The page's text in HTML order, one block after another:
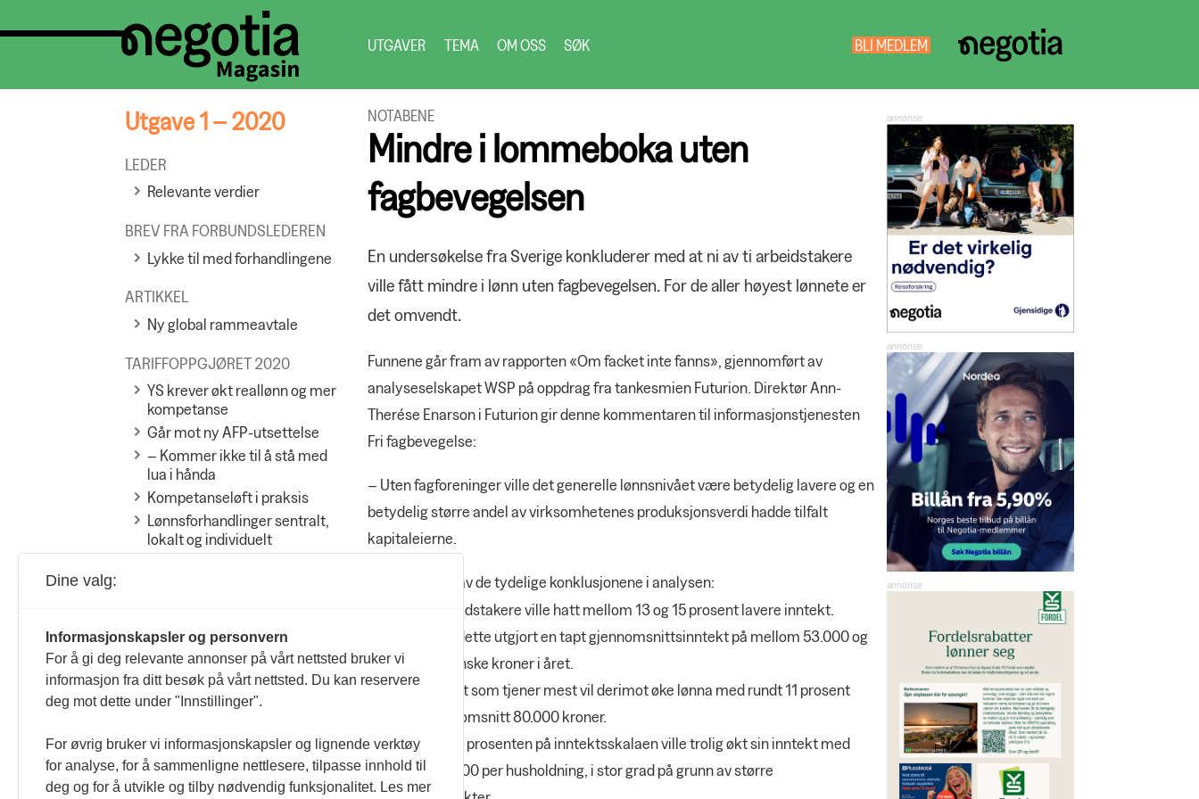
UTGAVER TEMA OM OSS SØK BLI MEDLEM NEGOTIA
Utgave 1 – 2020
LEDER
Relevante verdier
BREV FRA FORBUNDSLEDEREN
Lykke til med forhandlingene
ARTIKKEL
Ny global rammeavtale
TARIFFOPPGJØRET 2020
YS krever økt reallønn og mer
kompetanse
Går mot ny AFP-utsettelse
– Kommer ikke til å stå med
lua i hånda
Kompetanseløft i praksis
Lønnsforhandlinger sentralt,
lokalt og individuelt
Ut for å lære
NOTABENE
To viktige saker å jobbe med
for YS og Negotia
Vårens regionsmøter
Digital etikk – regjeringen har
lyttet
NOTABENE
Mindre i lommeboka uten
fagbevegelsen
En undersøkelse fra Sverige konkluderer med at ni av ti arbeidstakere
ville fått mindre i lønn uten fagbevegelsen. For de aller høyest lønnete er
det omvendt.
Funnene går fram av rapporten «Om facket inte fanns», gjennomført av
analyseselskapet WSP på oppdrag fra tankesmien Futurion. Direktør Ann-
Therése Enarson i Futurion gir denne kommentaren til informasjonstjenesten
Fri fagbevegelse:
– Uten fagforeninger ville det generelle lønnsnivået være betydelig lavere og en
betydelig større andel av virksomhetenes produksjonsverdi hadde tilfalt
kapitaleierne.
Dette er noen av de tydelige konklusjonene i analysen:
Ni av ti arbeidstakere ville hatt mellom 13 og 15 prosent lavere inntekt.
I 2018 ville dette utgjort en tapt gjennomsnittsinntekt på mellom 53.000 og
62.000 svenske kroner i året.
De ti prosent som tjener mest vil derimot øke lønna med rundt 11 prosent
eller i gjennomsnitt 80.000 kroner.
Den øverste prosenten på inntektsskalaen ville trolig økt sin inntekt med
rundt 400.000 per husholdning, i stor grad på grunn av større
Dine valg:
Informasjonskapsler og personvern
For å gi deg relevante annonser på vårt nettsted bruker vi
informasjon fra ditt besøk på vårt nettsted. Du kan reservere
deg mot dette under "Innstillinger".
For øvrig bruker vi informasjonskapsler og lignende verktøy
for analyse, for å sammenligne nettlesere, tilpasse innhold til
deg og for å utvikle og tilby nødvendig funksjonalitet. Les mer